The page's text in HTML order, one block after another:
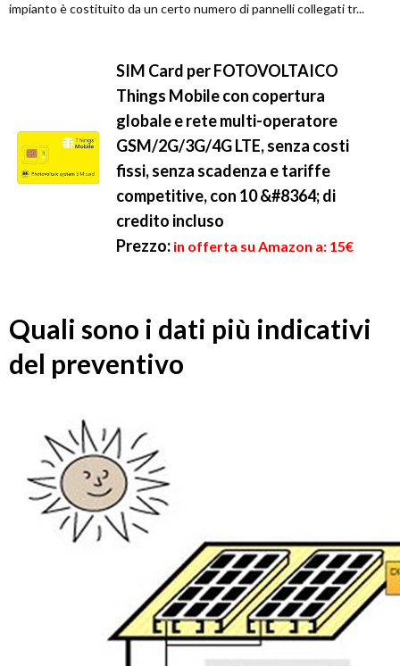
impianto è costituito da un certo numero di pannelli collegati tr...
SIM Card per FOTOVOLTAICO
Things Mobile con copertura
globale e rete multi-operatore
GSM/2G/3G/4G LTE, senza costi
fissi, senza scadenza e tariffe
competitive, con 10 &#8364; di
credito incluso
Prezzo: in offerta su Amazon a: 15€
Quali sono i dati più indicativi
del preventivo